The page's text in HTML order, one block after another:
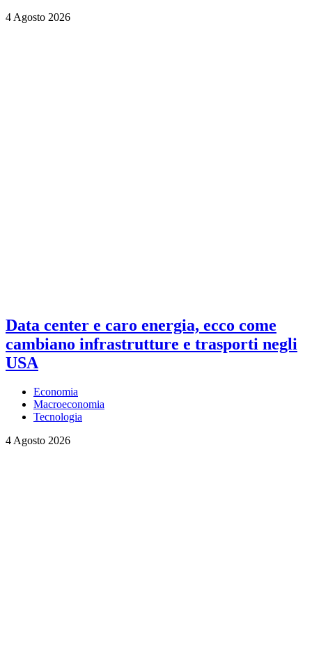
4 Agosto 2026
Data center e caro energia, ecco come
cambiano infrastrutture e trasporti negli
USA
Economia
Macroeconomia
Tecnologia
4 Agosto 2026